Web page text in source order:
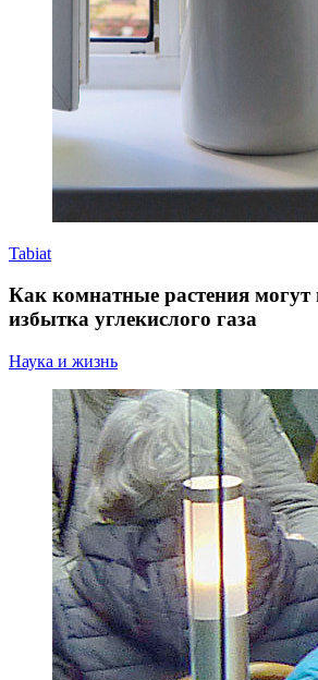
Tabiat
Как комнатные растения могут
избытка углекислого газа
Наука и жизнь